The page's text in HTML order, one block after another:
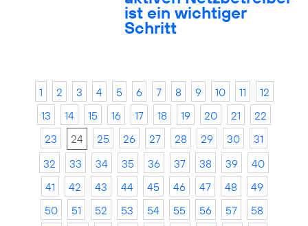
ist ein wichtiger
Schritt
1 2 3 4 5 6 7 8 9 10 11
12
13
14 15 16 17 18 19 20 21
22
23
24 25 26 27 28 29 30
31
32
33 34 35 36 37 38 39
40
41
42 43 44 45 46 47 48
49
50
51 52 53 54 55 56 57
58